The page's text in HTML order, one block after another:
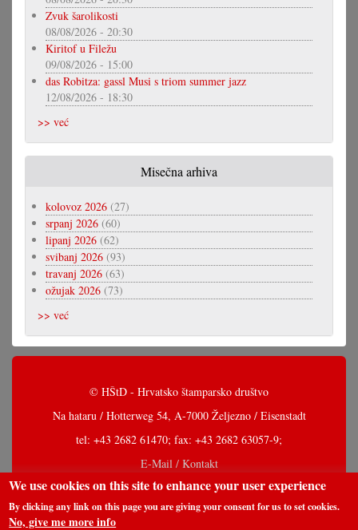
Zvuk šarolikosti
08/08/2026 - 20:30
Kiritof u Filežu
09/08/2026 - 15:00
das Robitza: gassl Musi s triom summer jazz
12/08/2026 - 18:30
>> već
Misečna arhiva
kolovoz 2026 (27)
srpanj 2026 (60)
lipanj 2026 (62)
svibanj 2026 (93)
travanj 2026 (63)
ožujak 2026 (73)
>> već
© HŠtD - Hrvatsko štamparsko društvo
Na hataru / Hotterweg 54, A-7000 Željezno / Eisenstadt
tel: +43 2682 61470; fax: +43 2682 63057-9;
E-Mail / Kontakt
We use cookies on this site to enhance your user experience
By clicking any link on this page you are giving your consent for us to set cookies.
No, give me more info